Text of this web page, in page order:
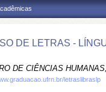
DE LETRAS -
DE CIÊNCIAS
letraslibraslp